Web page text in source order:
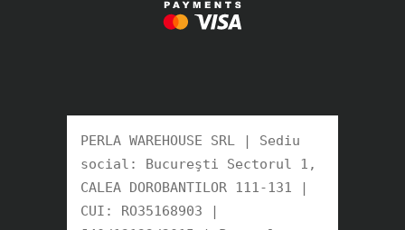
PERLA WAREHOUSE SRL | Sediu
social: Bucureşti Sectorul 1,
CALEA DOROBANTILOR 111-131 |
CUI: RO35168903 |